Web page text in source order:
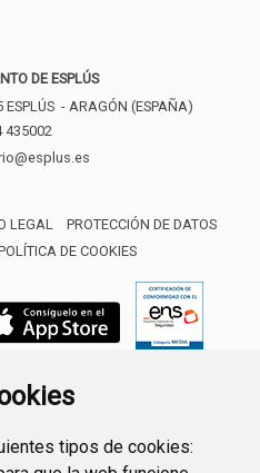
tipos de cookies:
DE ESPLÚS
ESPLÚS - ARAGÓN (ESPAÑA)
435002
LEGAL
PROTECCIÓN DE DATOS
DE COOKIES